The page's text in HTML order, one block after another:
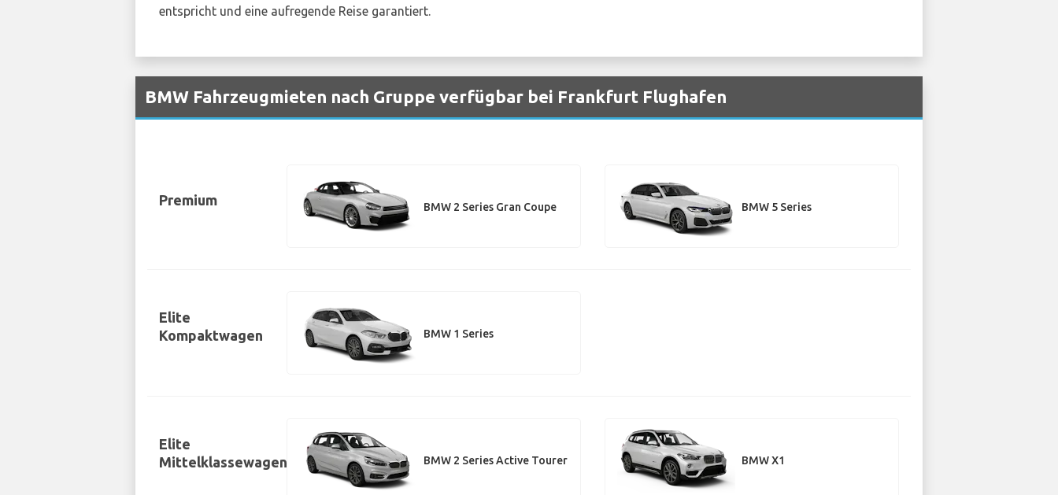
entspricht und eine aufregende Reise garantiert.
BMW Fahrzeugmieten nach Gruppe verfügbar bei Frankfurt Flughafen
Premium BMW 2 Series Gran Coupe BMW 5 Series
Elite
Kompaktwagen
BMW 1 Series
Elite
Mittelklassewagen
BMW 2 Series Active Tourer BMW X1